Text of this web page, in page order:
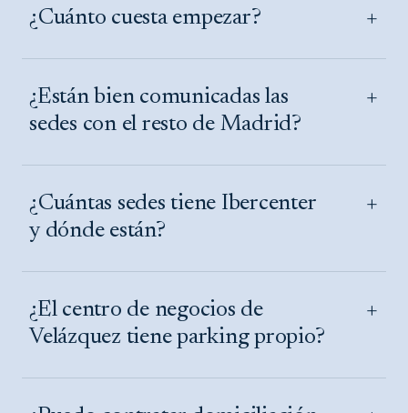
¿Cuánto cuesta empezar? +
¿Están bien comunicadas las
sedes con el resto de Madrid?
+
¿Cuántas sedes tiene Ibercenter
y dónde están?
+
¿El centro de negocios de
Velázquez tiene parking propio?
+